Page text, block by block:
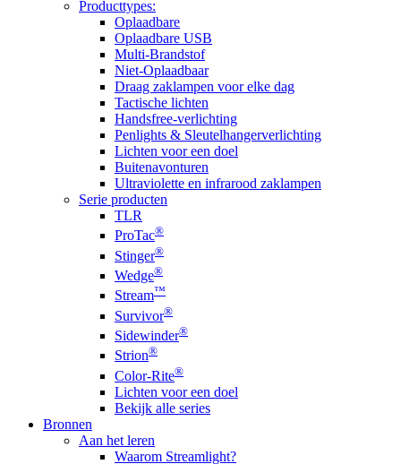
Producttypes:
Oplaadbare
Oplaadbare USB
Multi-Brandstof
Niet-Oplaadbaar
Draag zaklampen voor elke dag
Tactische lichten
Handsfree-verlichting
Penlights & Sleutelhangerverlichting
Lichten voor een doel
Buitenavonturen
Ultraviolette en infrarood zaklampen
Serie producten
TLR
ProTac®
Stinger®
Wedge®
Stream™
Survivor®
Sidewinder®
Strion®
Color-Rite®
Lichten voor een doel
Bekijk alle series
Bronnen
Aan het leren
Waarom Streamlight?